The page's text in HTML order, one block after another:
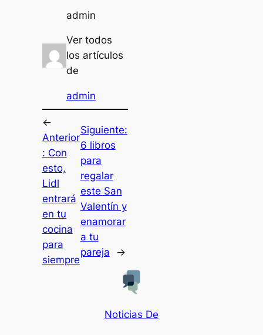
admin
Ver todos
los artículos
de
admin
←
Anterior
: Con
esto,
Lidl
entrará
en tu
cocina
para
siempre
Siguiente:
6 libros
para
regalar
este San
Valentín y
enamorar
a tu
pareja
→
Noticias De